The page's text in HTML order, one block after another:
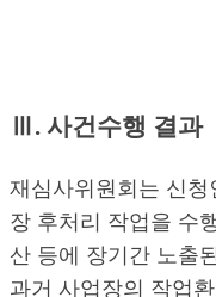
Ⅲ. 사건수행 결과
재심사위원회는 신청
장 후처리 작업을 수
산 등에 장기간 노출
과거 사업장의 작업